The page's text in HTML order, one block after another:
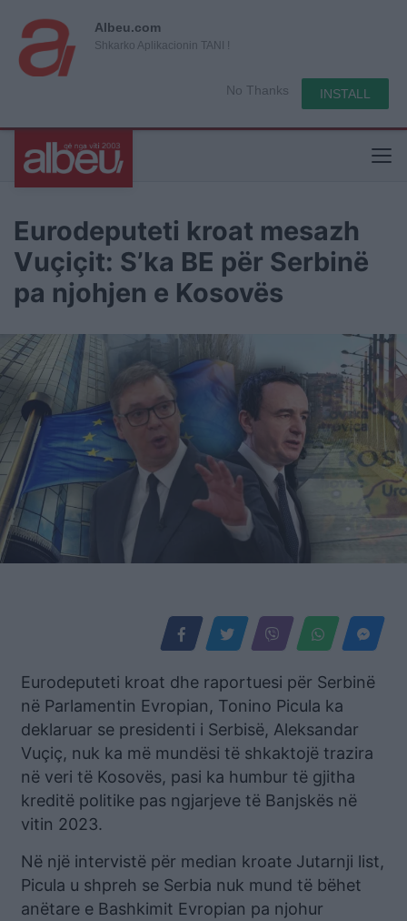
Albeu.com
Shkarko Aplikacionin TANI !
No Thanks INSTALL
Eurodeputeti kroat mesazh
Vuçiçit: S’ka BE për Serbinë
pa njohjen e Kosovës
Eurodeputeti kroat dhe raportuesi për Serbinë
në Parlamentin Evropian, Tonino Picula ka
deklaruar se presidenti i Serbisë, Aleksandar
Vuçiç, nuk ka më mundësi të shkaktojë trazira
në veri të Kosovës, pasi ka humbur të gjitha
kreditë politike pas ngjarjeve të Banjskës në
vitin 2023.
Në një intervistë për median kroate Jutarnji list,
Picula u shpreh se Serbia nuk mund të bëhet
anëtare e Bashkimit Evropian pa njohur